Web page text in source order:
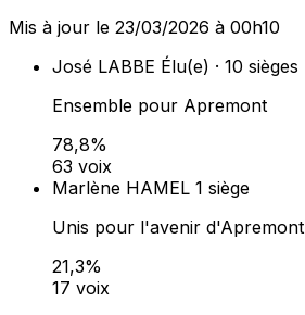
Mis à jour le 23/03/2026 à 00h10
José LABBE Élu(e) · 10 sièges
Ensemble pour Apremont
78,8%
63 voix
Marlène HAMEL 1 siège
Unis pour l'avenir d'Apremont
21,3%
17 voix